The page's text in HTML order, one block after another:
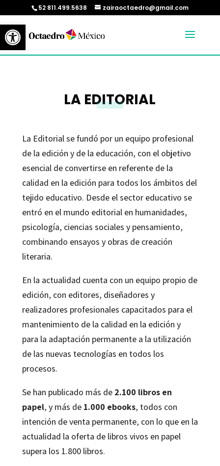
Abrir barra de herramientas
52 811.499.5638 zairaoctaedro@gmail.com
LA EDITORIAL
La Editorial se fundó por un equipo profesional
de la edición y de la educación, con el objetivo
esencial de convertirse en referente de la
calidad en la edición para todos los ámbitos del
tejido educativo. Desde el sector educativo se
entró en el mundo editorial en humanidades,
psicología, ciencias sociales y pensamiento,
combinando ensayos y obras de creación
literaria.
En la actualidad cuenta con un equipo propio de
edición, con editores, diseñadores y
realizadores profesionales capacitados para el
mantenimiento de la calidad en la edición y
para la adaptación permanente a la utilización
de las nuevas tecnologías en todos los
procesos.
Se han publicado más de 2.100 libros en
papel, y más de 1.000 ebooks, todos con
intención de venta permanente, con lo que en la
actualidad la oferta de libros vivos en papel
supera los 1.800 libros.